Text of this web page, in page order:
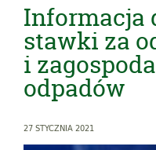
Informacja
stawki za
i
odpadów
27 STYCZNIA 2021